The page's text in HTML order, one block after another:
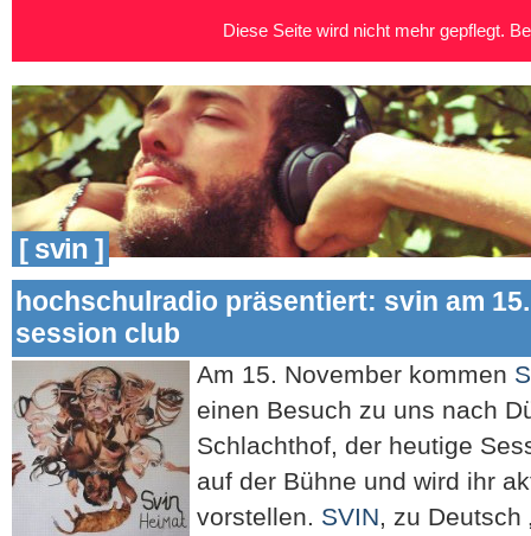
[ svin ]
hochschulradio präsentiert: svin am
session club
Am 15. November kommen
einen Besuch zu uns nach
Schlachthof, der heutige
auf der Bühne und wird ihr
vorstellen. SVIN, zu Deutsch
Diese Seite wird nicht mehr gepflegt.